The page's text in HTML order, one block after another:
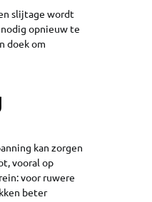
slijtage wordt
opnieuw te
doek om
kan zorgen
vooral op
voor ruwere
beter